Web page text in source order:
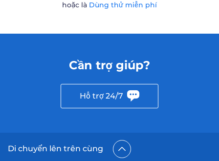
hoặc là Dùng thử miễn phí
Cần trợ giúp?
Hỗ trợ 24/7
Di chuyển lên trên cùng